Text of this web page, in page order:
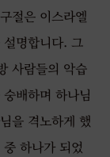
절은 이스라엘
명합니다. 그
사람들의 악습
배하며 하나님
을 격노하게 했
하나가 되었